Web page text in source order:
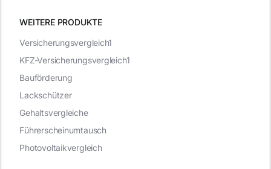
WEITERE PRODUKTE
Versicherungsvergleich1
KFZ-Versicherungsvergleich1
Bauförderung
Lackschützer
Gehaltsvergleiche
Führerscheinumtausch
Photovoltaikvergleich